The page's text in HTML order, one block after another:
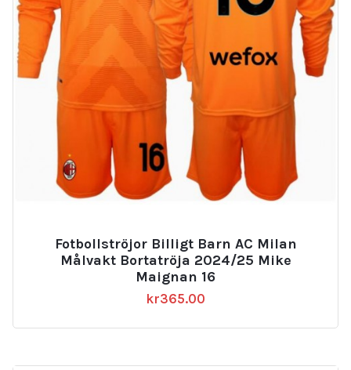
Fotbollströjor Billigt Barn AC Milan
Målvakt Bortatröja 2024/25 Mike
Maignan 16
kr365.00